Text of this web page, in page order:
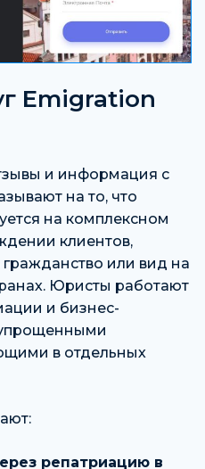
Emigration
и информация с
на то, что
на комплексном
клиентов,
или вид на
Юристы работают
и бизнес-
в отдельных
репатриацию в